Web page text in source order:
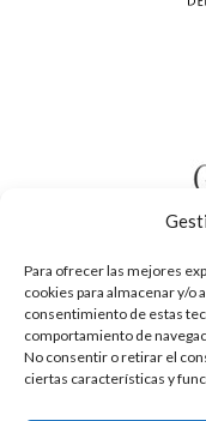
Para ofrecer las mejores
cookies para almacenar y/o
consentimiento de estas
comportamiento de
No consentir o retirar el
ciertas características y